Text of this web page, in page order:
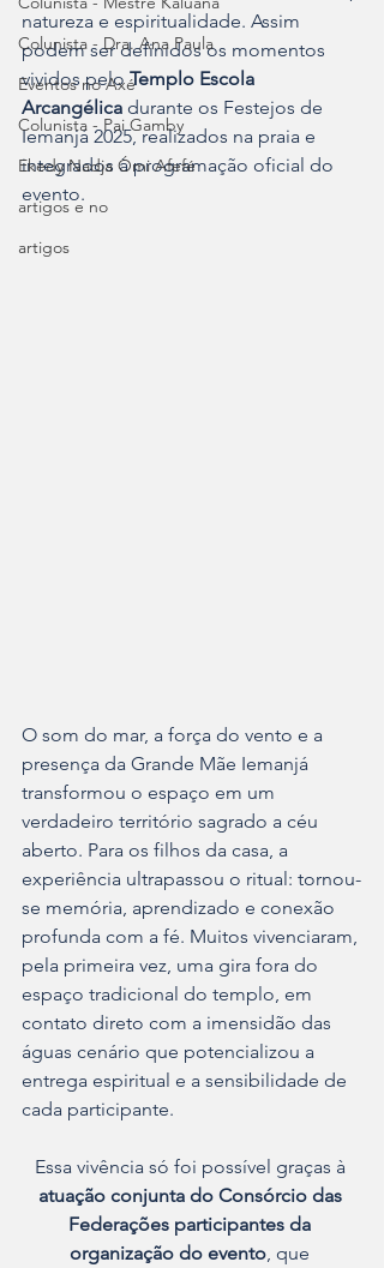
Colunista - Dra. Ana Paula
Eventos no Axé
Colunista - Pai Gamby
Ekedy Nadja Ómi Afefé
artigos e no
artigos
natureza e espiritualidade. Assim
podem ser definidos os momentos
vividos pelo Templo Escola
Arcangélica durante os Festejos de
Iemanjá 2025, realizados na praia e
integrados à programação oficial do
evento.
O som do mar, a força do vento e a
presença da Grande Mãe Iemanjá
transformou o espaço em um
verdadeiro território sagrado a céu
aberto. Para os filhos da casa, a
experiência ultrapassou o ritual: tornou-
se memória, aprendizado e conexão
profunda com a fé. Muitos vivenciaram,
pela primeira vez, uma gira fora do
espaço tradicional do templo, em
contato direto com a imensidão das
águas cenário que potencializou a
entrega espiritual e a sensibilidade de
cada participante.
Essa vivência só foi possível graças à
atuação conjunta do Consórcio das
Federações participantes da
organização do evento , que